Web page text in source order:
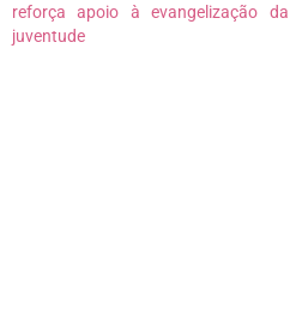
reforça apoio à evangelização da
juventude